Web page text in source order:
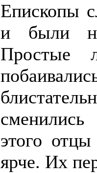
Епископы
и были
Простые
этого
ярче. Их